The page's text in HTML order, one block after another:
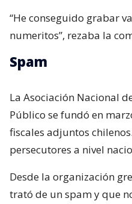
“He conseguido grabar
numeritos”, rezaba la
Spam
La Asociación Nacional
Público se fundó en
fiscales adjuntos
persecutores a nivel
Desde la organización
trató de un spam y que